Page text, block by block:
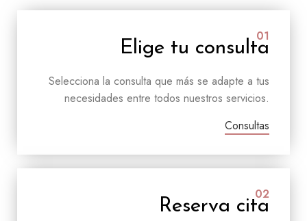
01
Elige tu consulta
Selecciona la consulta que más se adapte a tus
necesidades entre todos nuestros servicios.
Consultas
02
Reserva cita